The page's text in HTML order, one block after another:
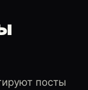
посты